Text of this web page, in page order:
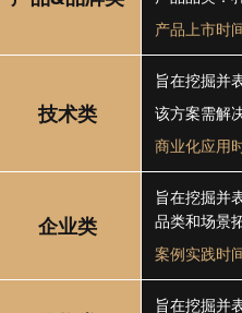
产品上市时
技术类
旨在挖掘并
该方案需解
商业化应用
企业类
旨在挖掘并
品类和场景
案例实践时
旨在挖掘并